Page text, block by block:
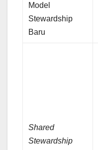
Model
Stewardship
Baru
Shared
Stewardship